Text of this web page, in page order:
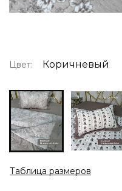
Цвет: Коричневый
Таблица размеров